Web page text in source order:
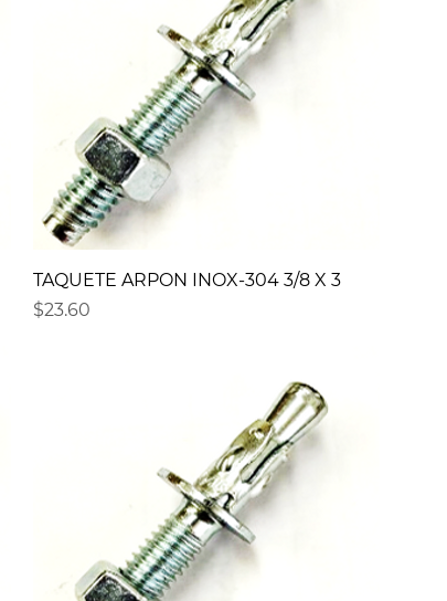
TAQUETE ARPON INOX-304 3/8 X 3
Precio
$23.60